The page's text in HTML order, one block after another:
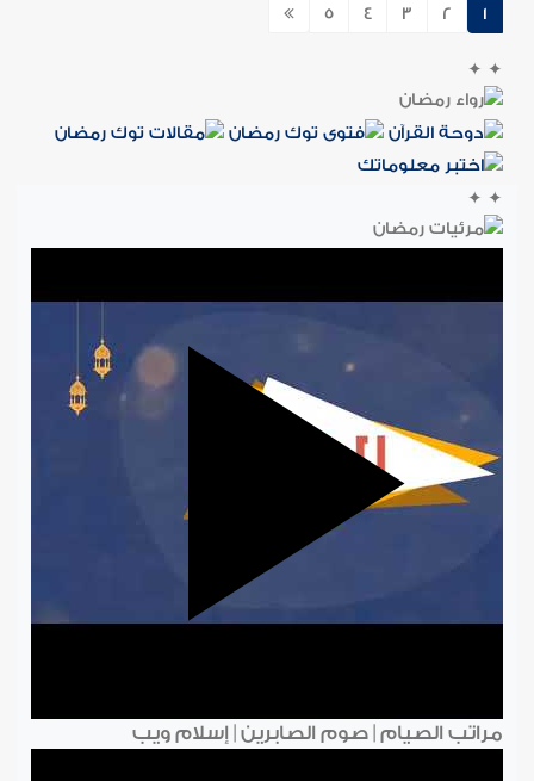
1
2
3
4
5
✦
✦
✦
✦
مراتب الصيام | صوم الصابرين | إسلام ويب